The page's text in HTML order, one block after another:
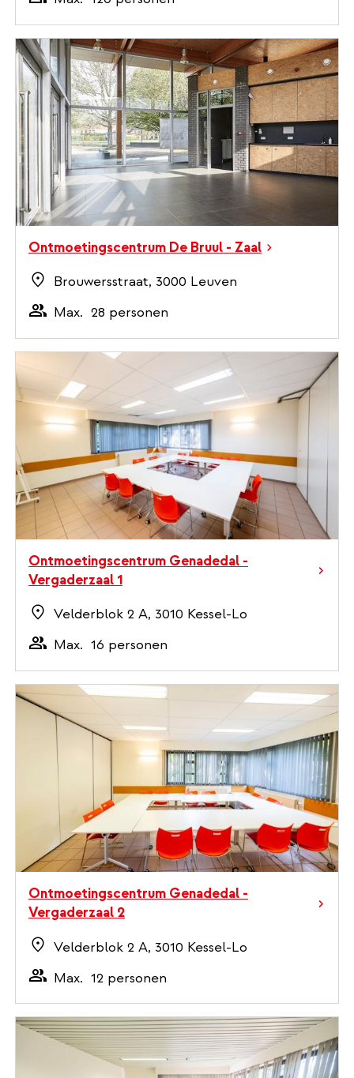
Ontmoetingscentrum De Bruul - Zaal
Brouwersstraat, 3000 Leuven
Max. 28 personen
Ontmoetingscentrum Genadedal -
Vergaderzaal 1
Velderblok 2 A, 3010 Kessel-Lo
Max. 16 personen
Ontmoetingscentrum Genadedal -
Vergaderzaal 2
Velderblok 2 A, 3010 Kessel-Lo
Max. 12 personen